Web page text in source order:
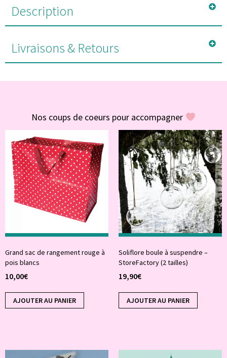
Description
Livraisons & Retours
Nos coups de coeurs pour accompagner
Grand sac de rangement rouge à
pois blancs
10,00€
AJOUTER AU PANIER
Soliflore boule à suspendre –
StoreFactory (2 tailles)
19,90€
AJOUTER AU PANIER